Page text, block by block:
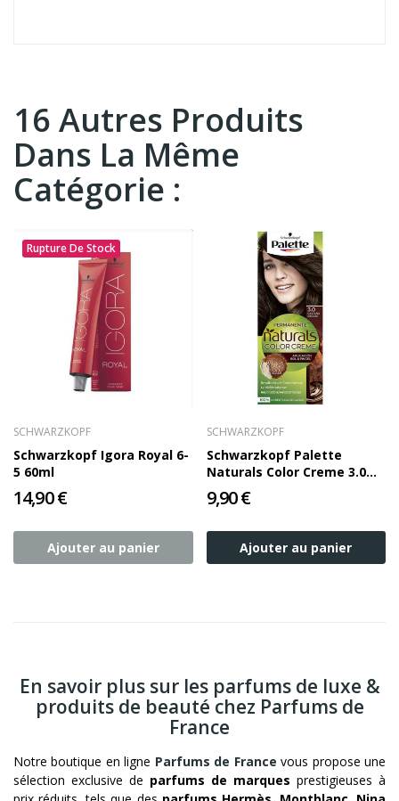
16 Autres Produits
Dans La Même
Catégorie :
Rupture De Stock
SCHWARZKOPF
Schwarzkopf Igora Royal 6-
5 60ml
14,90 €
Ajouter au panier
SCHWARZKOPF
Schwarzkopf Palette
Naturals Color Creme 3.0
Dark Chestnut
9,90 €
Ajouter au panier
En savoir plus sur les parfums de luxe &
produits de beauté chez Parfums de
France
Notre boutique en ligne Parfums de France vous propose une
sélection exclusive de parfums de marques prestigieuses à